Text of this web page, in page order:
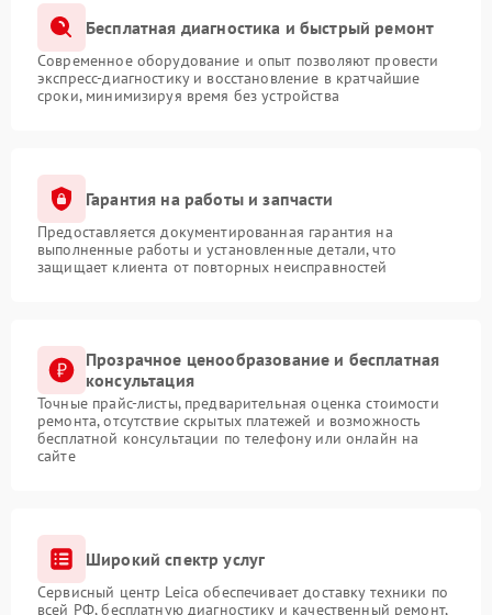
Бесплатная диагностика и быстрый ремонт
Современное оборудование и опыт позволяют провести
экспресс-диагностику и восстановление в кратчайшие
сроки, минимизируя время без устройства
Гарантия на работы и запчасти
Предоставляется документированная гарантия на
выполненные работы и установленные детали, что
защищает клиента от повторных неисправностей
Прозрачное ценообразование и бесплатная
консультация
Точные прайс-листы, предварительная оценка стоимости
ремонта, отсутствие скрытых платежей и возможность
бесплатной консультации по телефону или онлайн на
сайте
Широкий спектр услуг
Сервисный центр Leica обеспечивает доставку техники по
всей РФ, бесплатную диагностику и качественный ремонт,